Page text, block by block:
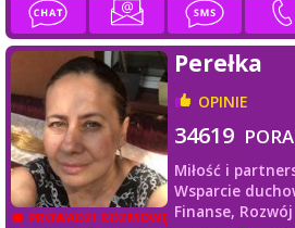
PROWADZI ROZMOWĘ
Perełka
OPINIE
34619
Miłość i
Wsparcie
Finanse,